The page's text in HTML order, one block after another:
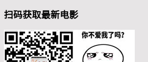
扫码获取最新电影